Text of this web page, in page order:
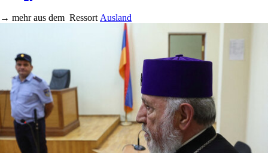
→ mehr aus dem Ressort Ausland